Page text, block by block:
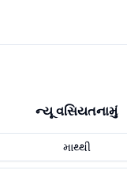
ન્યૂ વસિયતનામું
માથ્થી